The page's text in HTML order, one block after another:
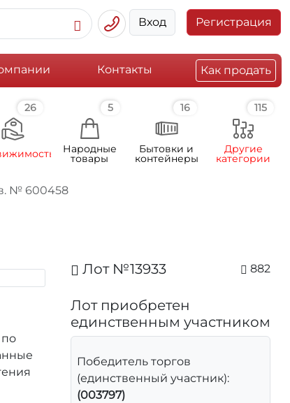
Вход Регистрация
Контакты Как продать
26 5
Народные
товары
16
Бытовки и
контейнеры
115
Другие
категории
№ 600458
по
Лот №13933 882
Лот приобретен
единственным участником
Победитель торгов
(единственный участник):
(003797)